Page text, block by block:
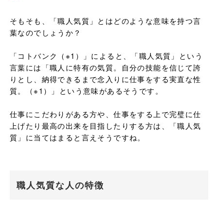
そもそも、「職人気質」とはどのような意味を持つ言
葉なのでしょうか？
「コトバンク（※1）」によると、「職人気質」という
言葉には「職人に特有の気質。自分の技能を信じて誇
りとし、納得できるまで念入りに仕事をする実直な性
質。（※1）」という意味があるそうです。
仕事にこだわりがある方や、仕事をする上で完璧に仕
上げたり最高の出来を目指したりする方は、「職人気
質」に当てはまると言えそうですね。
職人気質な人の特徴